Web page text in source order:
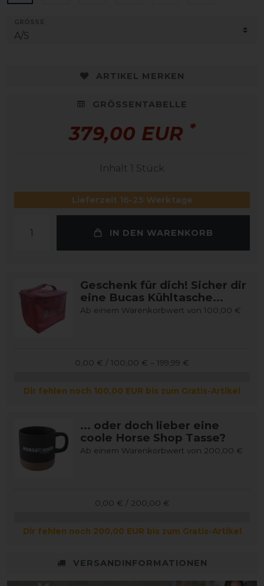
ARTIKEL MERKEN
GRÖSSENTABELLE
379,00 EUR *
Inhalt 1 Stück
Lieferzeit 16-25 Werktage
IN DEN WARENKORB
Geschenk für dich! Sicher dir
eine Bucas Kühltasche...
Ab einem Warenkorbwert von 100,00 €
0,00 € / 100,00 € – 199,99 €
Dir fehlen noch 100,00 EUR bis zum Gratis-Artikel
... oder doch lieber eine
coole Horse Shop Tasse?
Ab einem Warenkorbwert von 200,00 €
0,00 € / 200,00 €
Dir fehlen noch 200,00 EUR bis zum Gratis-Artikel
VERSANDINFORMATIONEN